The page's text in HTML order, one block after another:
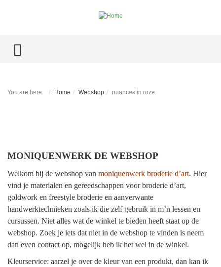
TOGGLE MENU
You are here: Home Webshop nuances in roze
MONIQUENWERK DE WEBSHOP
Welkom bij de webshop van moniquenwerk broderie d’art. Hier
vind je materialen en gereedschappen voor broderie d’art,
goldwork en freestyle broderie en aanverwante
handwerktechnieken zoals ik die zelf gebruik in m’n lessen en
cursussen. Niet alles wat de winkel te bieden heeft staat op de
webshop. Zoek je iets dat niet in de webshop te vinden is neem
dan even contact op, mogelijk heb ik het wel in de winkel.
Kleurservice: aarzel je over de kleur van een produkt, dan kan ik